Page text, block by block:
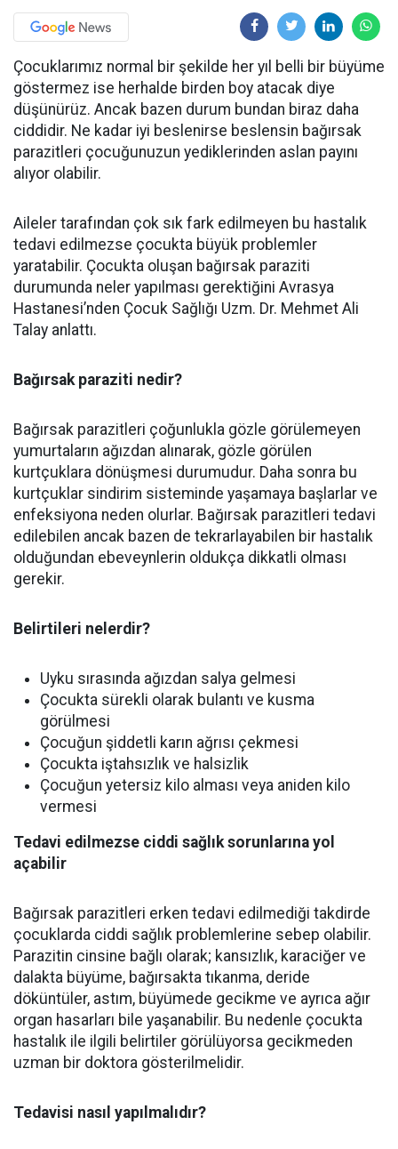
Çocuklarımız normal bir şekilde her yıl belli bir büyüme
göstermez ise herhalde birden boy atacak diye
düşünürüz. Ancak bazen durum bundan biraz daha
ciddidir. Ne kadar iyi beslenirse beslensin bağırsak
parazitleri çocuğunuzun yediklerinden aslan payını
alıyor olabilir.
Aileler tarafından çok sık fark edilmeyen bu hastalık
tedavi edilmezse çocukta büyük problemler
yaratabilir. Çocukta oluşan bağırsak paraziti
durumunda neler yapılması gerektiğini Avrasya
Hastanesi’nden Çocuk Sağlığı Uzm. Dr. Mehmet Ali
Talay anlattı.
Bağırsak paraziti nedir?
Bağırsak parazitleri çoğunlukla gözle görülemeyen
yumurtaların ağızdan alınarak, gözle görülen
kurtçuklara dönüşmesi durumudur. Daha sonra bu
kurtçuklar sindirim sisteminde yaşamaya başlarlar ve
enfeksiyona neden olurlar. Bağırsak parazitleri tedavi
edilebilen ancak bazen de tekrarlayabilen bir hastalık
olduğundan ebeveynlerin oldukça dikkatli olması
gerekir.
Belirtileri nelerdir?
Uyku sırasında ağızdan salya gelmesi
Çocukta sürekli olarak bulantı ve kusma
görülmesi
Çocuğun şiddetli karın ağrısı çekmesi
Çocukta iştahsızlık ve halsizlik
Çocuğun yetersiz kilo alması veya aniden kilo
vermesi
Tedavi edilmezse ciddi sağlık sorunlarına yol
açabilir
Bağırsak parazitleri erken tedavi edilmediği takdirde
çocuklarda ciddi sağlık problemlerine sebep olabilir.
Parazitin cinsine bağlı olarak; kansızlık, karaciğer ve
dalakta büyüme, bağırsakta tıkanma, deride
döküntüler, astım, büyümede gecikme ve ayrıca ağır
organ hasarları bile yaşanabilir. Bu nedenle çocukta
hastalık ile ilgili belirtiler görülüyorsa gecikmeden
uzman bir doktora gösterilmelidir.
Tedavisi nasıl yapılmalıdır?